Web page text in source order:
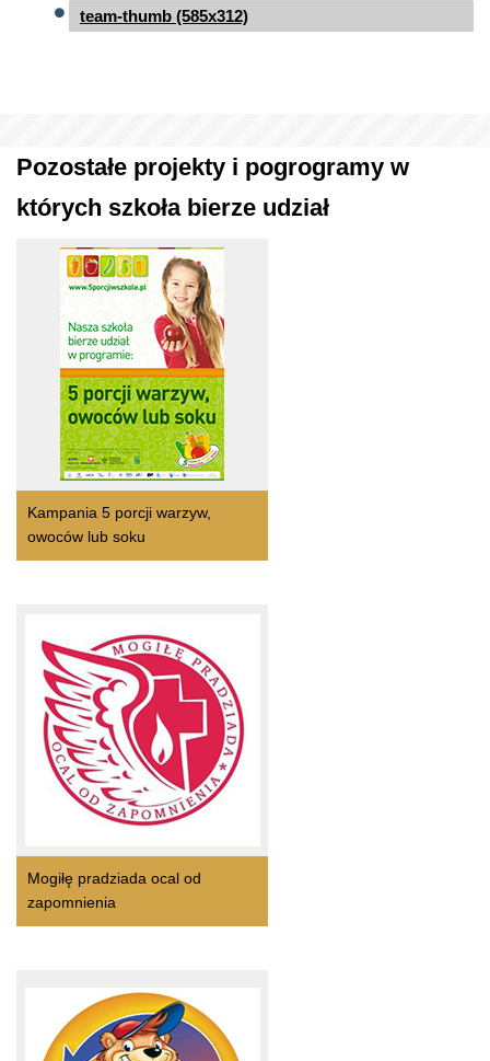
team-thumb (585x312)
Pozostałe projekty i pogrogramy w
których szkoła bierze udział
Kampania 5 porcji warzyw,
owoców lub soku
Mogiłę pradziada ocal od
zapomnienia